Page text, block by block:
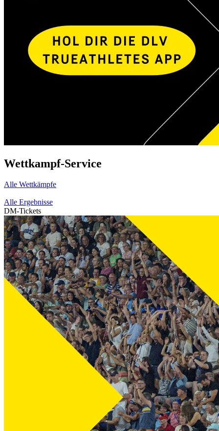
Wettkampf-Service
Alle Wettkämpfe
Alle Ergebnisse
DM-Tickets